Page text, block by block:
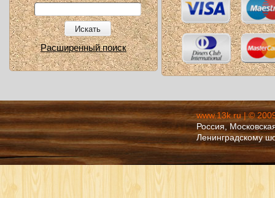
Искать
Расширенный поиск
www.13k.ru | ©
Россия,
Ленинградскому